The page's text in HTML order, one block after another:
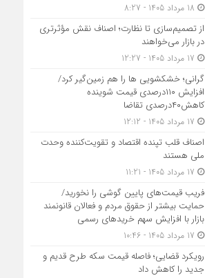
از تصمیم‌سازی تا نظارت؛ اصناف نقش مؤثرتری
در بازار می‌خواهند
گرانی؛ خشکشویی‌ ها را هم زمین‌گیر کرد/
افزایش ۱۱۰درصدی قیمت شوینده
کاهش۴۰درصدی تقاضا
اصناف قلب تپنده اقتصاد و تقویت‌کننده وحدت
ملی هستند
فریب قیمت‌های پایین گوشی را نخورید/
حمایت بیشتر از حقوق مردم و فعالان قانونمند
بازار با افزایش سهم خریدهای رسمی
رویکرد قضایی؛ فاصله قیمت سکه طرح قدیم و
جدید را کاهش داد